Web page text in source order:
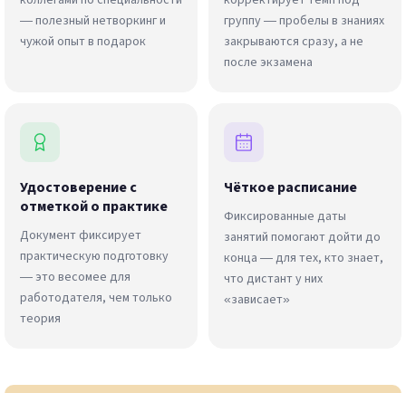
— полезный нетворкинг и
чужой опыт в подарок
группу — пробелы в знаниях
закрываются сразу, а не
после экзамена
Удостоверение с
отметкой о практике
Документ фиксирует
практическую подготовку
— это весомее для
работодателя, чем только
теория
Чёткое расписание
Фиксированные даты
занятий помогают дойти до
конца — для тех, кто знает,
что дистант у них
«зависает»